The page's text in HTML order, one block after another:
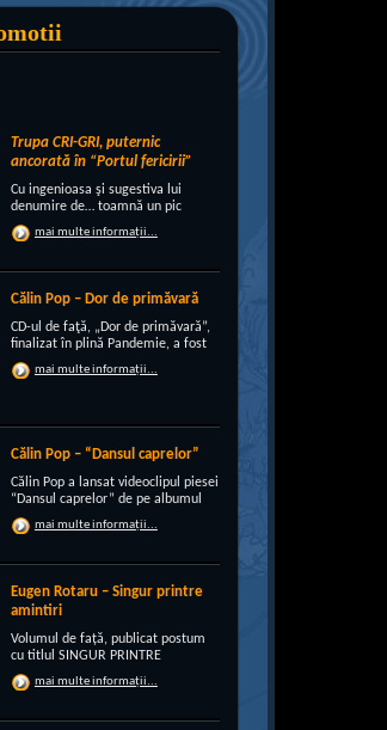
Trupa CRI-GRI, puternic
ancorată în “Portul fericirii”
Cu ingenioasa şi sugestiva lui
denumire de… toamnă un pic
“încruntată”, elegant suprapusă
unei existenţe de peste un sfert de
voios anotimpul ruginiu al
melancoliilor de tot soiul, cu un nou
[…]
mai multe informații...
Călin Pop – Dor de primăvară
CD-ul de faţă, „Dor de primăvară”,
finalizat în plină Pandemie, a fost
conceput, pe de-a intregul, de
rocker-ul Călin Pop, inconfundabil
publică electrizantă, de
experimentat vocalist […]
mai multe informații...
Călin Pop – “Dansul caprelor”
Călin Pop a lansat videoclipul piesei
“Dansul caprelor” de pe albumul
“Ritual de iarnă”. Premiera a avut
loc pe 27.12.2020 pe canalul
Jocul caprei este un obicei întâlnit
în perioada […]
mai multe informații...
Eugen Rotaru – Singur printre
amintiri
Volumul de față, publicat postum
cu titlul SINGUR PRINTRE
AMINTIRI, este o confesiune a lui
Eugen Rotaru despre bunii lui
unul, și l-au lăsat din ce în ce mai
mai multe informații...